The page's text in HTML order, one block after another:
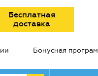
Бесплатная
доставка
Бонусная